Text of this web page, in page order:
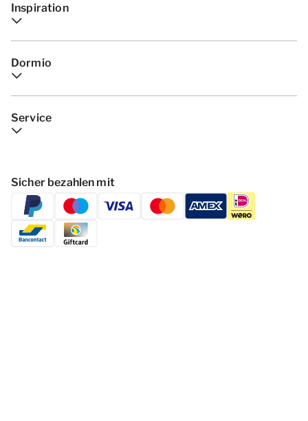
Inspiration
Dormio
Service
Sicher bezahlen mit